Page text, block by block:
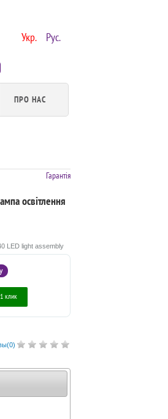
Укр. Рус.
ПРО НАС
Гарантія
освітлення
LED light assembly
клик
0)